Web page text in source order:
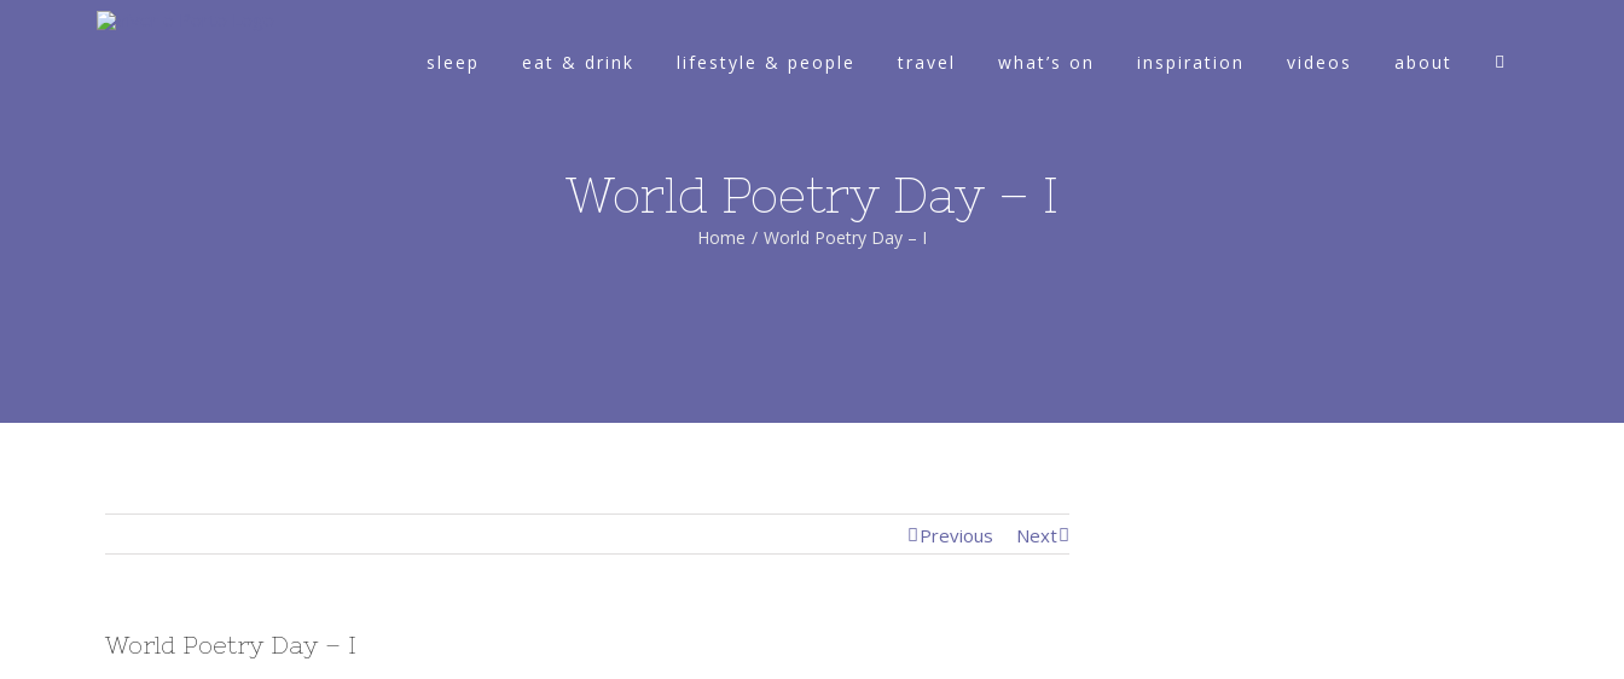
sleep eat & drink lifestyle & people travel what’s on inspiration videos about
World Poetry Day – I
Home / World Poetry Day – I
Previous Next
World Poetry Day – I